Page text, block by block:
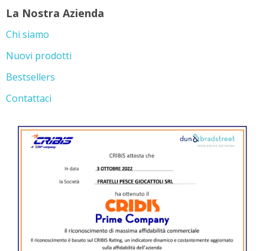
La Nostra Azienda
Chi siamo
Nuovi prodotti
Bestsellers
Contattaci